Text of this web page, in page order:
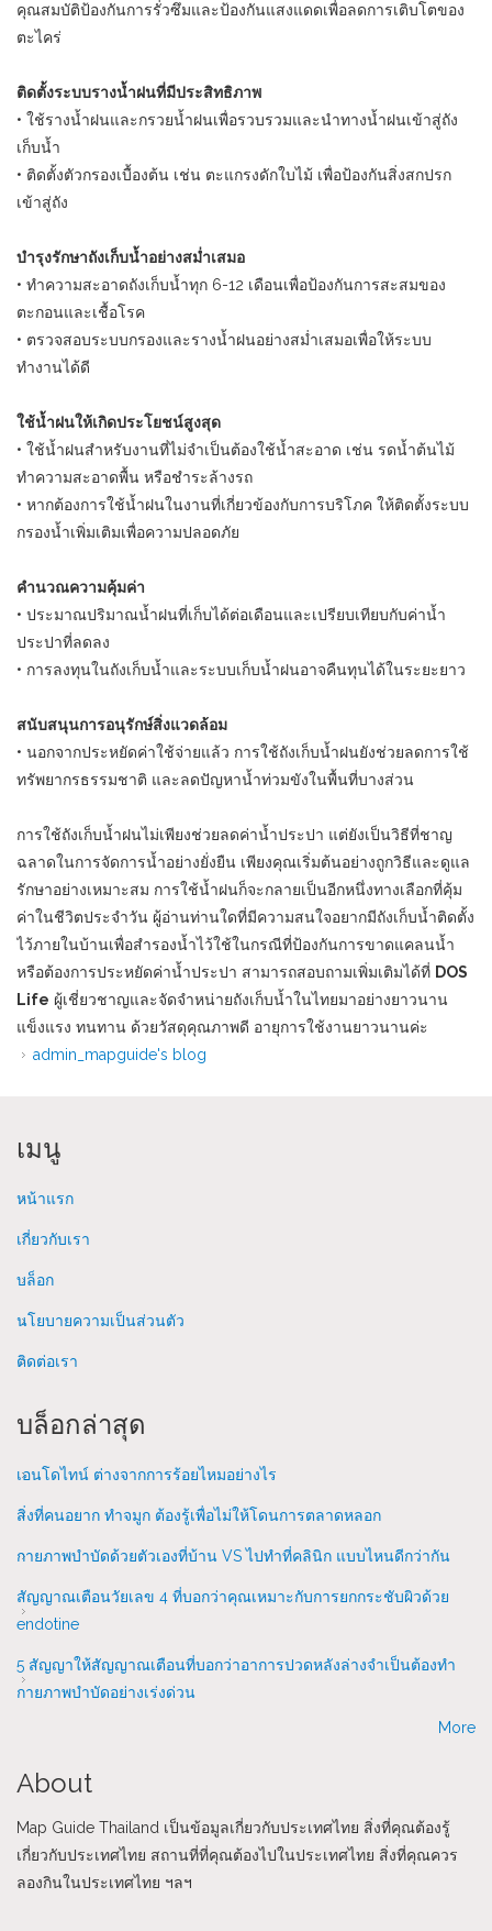
คุณสมบัติป้องกันการรั่วซึมและป้องกันแสงแดดเพื่อลดการเติบโตของ
ตะไคร่
ติดตั้งระบบรางน้ำฝนที่มีประสิทธิภาพ
• ใช้รางน้ำฝนและกรวยน้ำฝนเพื่อรวบรวมและนำทางน้ำฝนเข้าสู่ถัง
เก็บน้ำ
• ติดตั้งตัวกรองเบื้องต้น เช่น ตะแกรงดักใบไม้ เพื่อป้องกันสิ่งสกปรก
เข้าสู่ถัง
บำรุงรักษาถังเก็บน้ำอย่างสม่ำเสมอ
• ทำความสะอาดถังเก็บน้ำทุก 6-12 เดือนเพื่อป้องกันการสะสมของ
ตะกอนและเชื้อโรค
• ตรวจสอบระบบกรองและรางน้ำฝนอย่างสม่ำเสมอเพื่อให้ระบบ
ทำงานได้ดี
ใช้น้ำฝนให้เกิดประโยชน์สูงสุด
• ใช้น้ำฝนสำหรับงานที่ไม่จำเป็นต้องใช้น้ำสะอาด เช่น รดน้ำต้นไม้
ทำความสะอาดพื้น หรือชำระล้างรถ
• หากต้องการใช้น้ำฝนในงานที่เกี่ยวข้องกับการบริโภค ให้ติดตั้งระบบ
กรองน้ำเพิ่มเติมเพื่อความปลอดภัย
คำนวณความคุ้มค่า
• ประมาณปริมาณน้ำฝนที่เก็บได้ต่อเดือนและเปรียบเทียบกับค่าน้ำ
ประปาที่ลดลง
• การลงทุนในถังเก็บน้ำและระบบเก็บน้ำฝนอาจคืนทุนได้ในระยะยาว
สนับสนุนการอนุรักษ์สิ่งแวดล้อม
• นอกจากประหยัดค่าใช้จ่ายแล้ว การใช้ถังเก็บน้ำฝนยังช่วยลดการใช้
ทรัพยากรธรรมชาติ และลดปัญหาน้ำท่วมขังในพื้นที่บางส่วน
การใช้ถังเก็บน้ำฝนไม่เพียงช่วยลดค่าน้ำประปา แต่ยังเป็นวิธีที่ชาญ
ฉลาดในการจัดการน้ำอย่างยั่งยืน เพียงคุณเริ่มต้นอย่างถูกวิธีและดูแล
รักษาอย่างเหมาะสม การใช้น้ำฝนก็จะกลายเป็นอีกหนึ่งทางเลือกที่คุ้ม
ค่าในชีวิตประจำวัน ผู้อ่านท่านใดที่มีความสนใจอยากมีถังเก็บน้ำติดตั้ง
ไว้ภายในบ้านเพื่อสำรองน้ำไว้ใช้ในกรณีที่ป้องกันการขาดแคลนน้ำ
หรือต้องการประหยัดค่าน้ำประปา สามารถสอบถามเพิ่มเติมได้ที่ DOS
Life ผู้เชี่ยวชาญและจัดจำหน่ายถังเก็บน้ำในไทยมาอย่างยาวนาน
แข็งแรง ทนทาน ด้วยวัสดุคุณภาพดี อายุการใช้งานยาวนานค่ะ
admin_mapguide's blog
เมนู
หน้าแรก
เกี่ยวกับเรา
บล็อก
นโยบายความเป็นส่วนตัว
ติดต่อเรา
บล็อกล่าสุด
เอนโดไทน์ ต่างจากการร้อยไหมอย่างไร
สิ่งที่คนอยาก ทำจมูก ต้องรู้เพื่อไม่ให้โดนการตลาดหลอก
กายภาพบำบัดด้วยตัวเองที่บ้าน VS ไปทำที่คลินิก แบบไหนดีกว่ากัน
สัญญาณเตือนวัยเลข 4 ที่บอกว่าคุณเหมาะกับการยกกระชับผิวด้วย
endotine
5 สัญญาให้สัญญาณเตือนที่บอกว่าอาการปวดหลังล่างจำเป็นต้องทำ
กายภาพบำบัดอย่างเร่งด่วน
More
About
Map Guide Thailand เป็นข้อมูลเกี่ยวกับประเทศไทย สิ่งที่คุณต้องรู้
เกี่ยวกับประเทศไทย สถานที่ที่คุณต้องไปในประเทศไทย สิ่งที่คุณควร
ลองกินในประเทศไทย ฯลฯ